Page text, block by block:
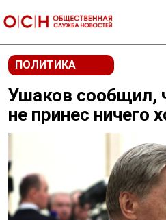
ПОЛИТИКА
Ушаков сообщил,
не принес ничего